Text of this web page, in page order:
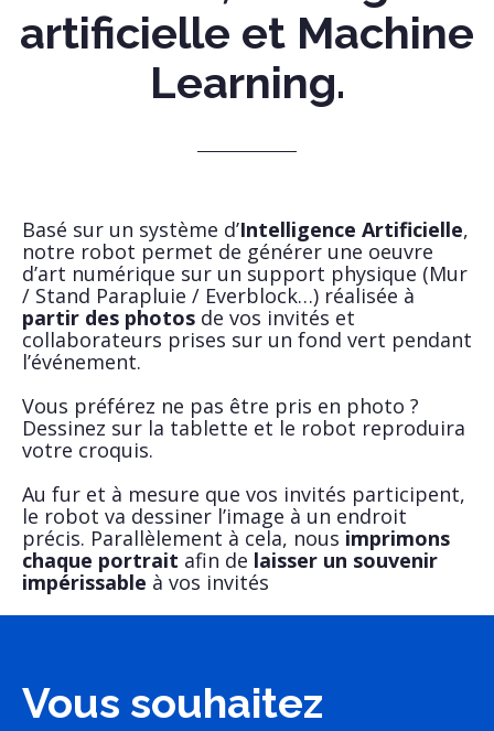
artificielle et Machine
Learning.
Basé sur un système d’Intelligence Artificielle,
notre robot permet de générer une oeuvre
d’art numérique sur un support physique (Mur
/ Stand Parapluie / Everblock…) réalisée à
partir des photos de vos invités et
collaborateurs prises sur un fond vert pendant
l’événement.
Vous préférez ne pas être pris en photo ?
Dessinez sur la tablette et le robot reproduira
votre croquis.
Au fur et à mesure que vos invités participent,
le robot va dessiner l’image à un endroit
précis. Parallèlement à cela, nous imprimons
chaque portrait afin de laisser un souvenir
impérissable à vos invités
Vous souhaitez